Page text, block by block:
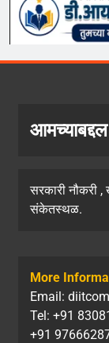
सरकारी नौकरी ,
संकेतस्थळ.
More
Email:
Tel: +91
+91